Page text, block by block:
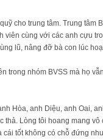
cho trung tâm. Trung tâm
viên cùng với các anh cựu
lũ, nâng đỡ bà con lúc
trong nhóm BVSS mà họ
Hòa, anh Diệu, anh Oai,
Lòng tôi hoang mang
cái tốt không có chỗ đứng